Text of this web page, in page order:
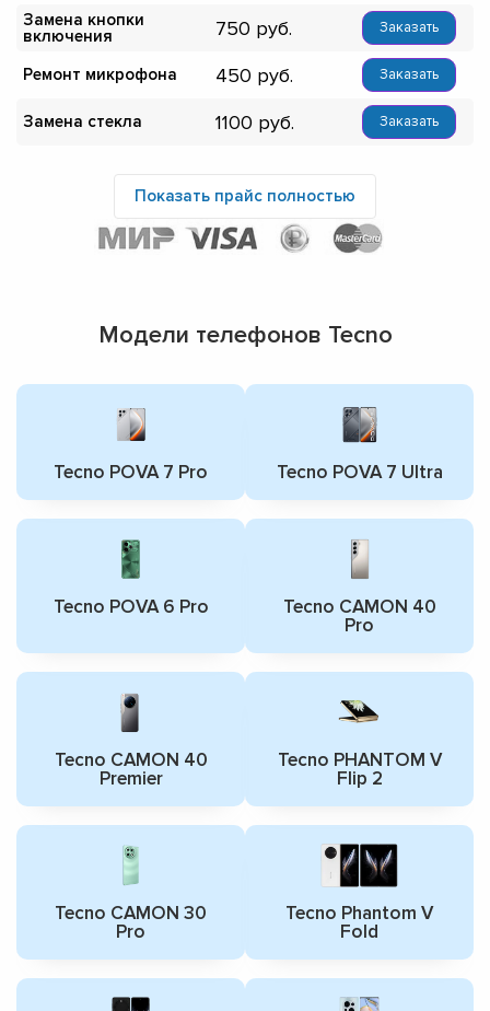
Замена кнопки
включения
750 Заказать
Ремонт микрофона 450 Заказать
Замена стекла 1100 Заказать
Показать прайс полностью
Модели телефонов Tecno
Tecno POVA 7 Pro Tecno POVA 7 Ultra
Tecno POVA 6 Pro
Tecno CAMON 40
Pro
Tecno CAMON 40
Premier
Tecno PHANTOM V
Flip 2
Tecno CAMON 30
Pro
Tecno Phantom V
Fold